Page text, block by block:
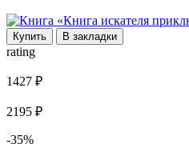
Купить В закладки
rating
1427 ₽
2195 ₽
-35%